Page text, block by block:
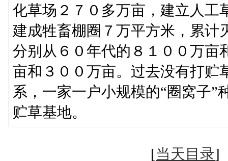
化草场２７０多万亩，建立人工
建成牲畜棚圈７万平方米，累计
分别从６０年代的８１００万亩
亩和３００万亩。过去没有打贮
系，一家一户小规模的“圈窝子”
贮草基地。
[当天目录